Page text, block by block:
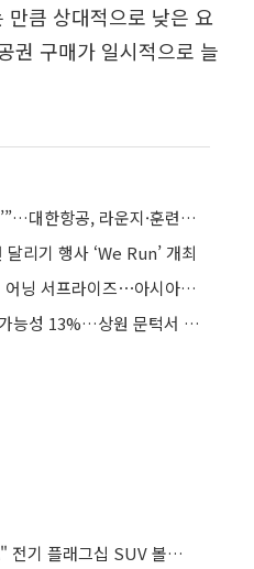
만큼 상대적으로 낮은 요
권 구매가 일시적으로 늘
“비행 전부터 ‘퍼스트 클래스’”…대한항공, 라운지·훈련센터에 통합 청사진 담았다
리기 행사 ‘We Run’ 개최
NH투자證 “대한항공, 1분기 어닝 서프라이즈⋯아시아나와 통합으로 지배력↑”
美 클래리티 법안 연내 통과 가능성 13%…상원 문턱서 제동
"전동화에도 입힌 안전 DNA" 전기 플래그십 SUV 볼보 'EX90'